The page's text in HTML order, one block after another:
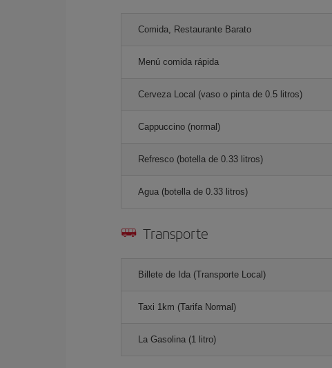
Comida, Restaurante Barato
Menú comida rápida
Cerveza Local (vaso o pinta de 0.5 litros)
Cappuccino (normal)
Refresco (botella de 0.33 litros)
Agua (botella de 0.33 litros)
Transporte
Billete de Ida (Transporte Local)
Taxi 1km (Tarifa Normal)
La Gasolina (1 litro)